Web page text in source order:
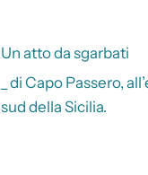
Un atto da sgarbati
_ di Capo Passero,
sud della Sicilia.